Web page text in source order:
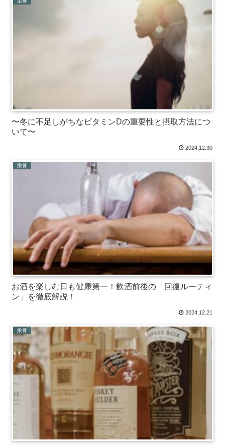
〜冬に不足しがちなビタミンDの重要性と摂取方法につ
いて〜
2024.12.30
栄養
お酒を楽しむ日も健康第一！飲酒前後の「回復ルーティ
ン」を徹底解説！
2024.12.21
栄養